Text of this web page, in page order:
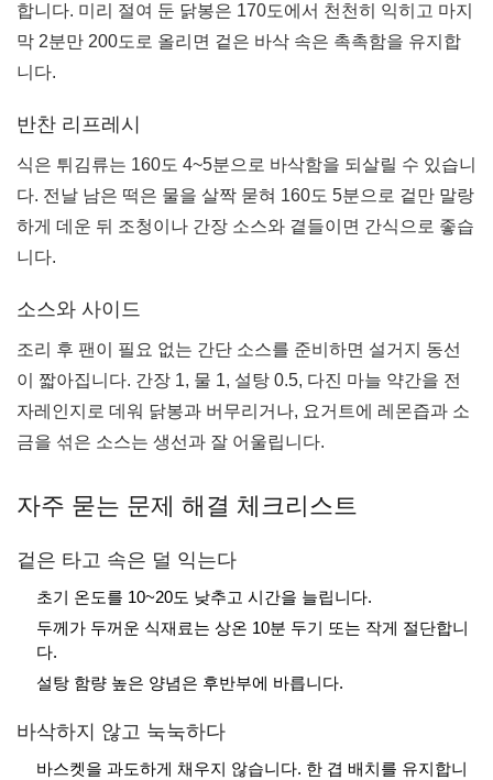
합니다. 미리 절여 둔 닭봉은 170도에서 천천히 익히고 마지
막 2분만 200도로 올리면 겉은 바삭 속은 촉촉함을 유지합
니다.
반찬 리프레시
식은 튀김류는 160도 4~5분으로 바삭함을 되살릴 수 있습니
다. 전날 남은 떡은 물을 살짝 묻혀 160도 5분으로 겉만 말랑
하게 데운 뒤 조청이나 간장 소스와 곁들이면 간식으로 좋습
니다.
소스와 사이드
조리 후 팬이 필요 없는 간단 소스를 준비하면 설거지 동선
이 짧아집니다. 간장 1, 물 1, 설탕 0.5, 다진 마늘 약간을 전
자레인지로 데워 닭봉과 버무리거나, 요거트에 레몬즙과 소
금을 섞은 소스는 생선과 잘 어울립니다.
자주 묻는 문제 해결 체크리스트
겉은 타고 속은 덜 익는다
초기 온도를 10~20도 낮추고 시간을 늘립니다.
두께가 두꺼운 식재료는 상온 10분 두기 또는 작게 절단합니
다.
설탕 함량 높은 양념은 후반부에 바릅니다.
바삭하지 않고 눅눅하다
바스켓을 과도하게 채우지 않습니다. 한 겹 배치를 유지합니